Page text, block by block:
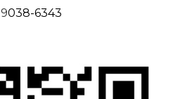
9038-6343